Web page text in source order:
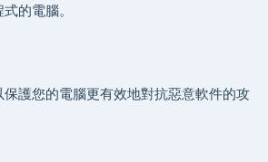
的電腦。
護您的電腦更有效地對抗惡意軟件的攻